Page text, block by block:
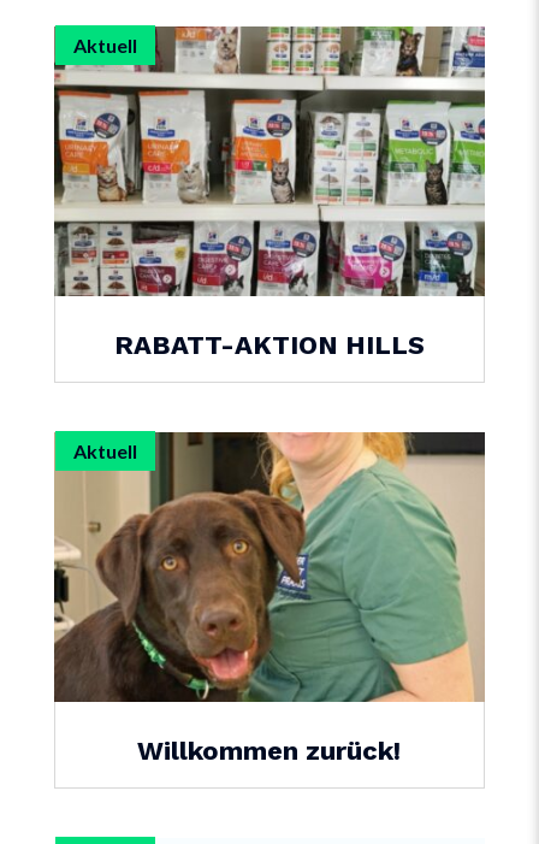
RABATT-AKTION HILLS
Aktuell
Willkommen zurück!
Aktuell